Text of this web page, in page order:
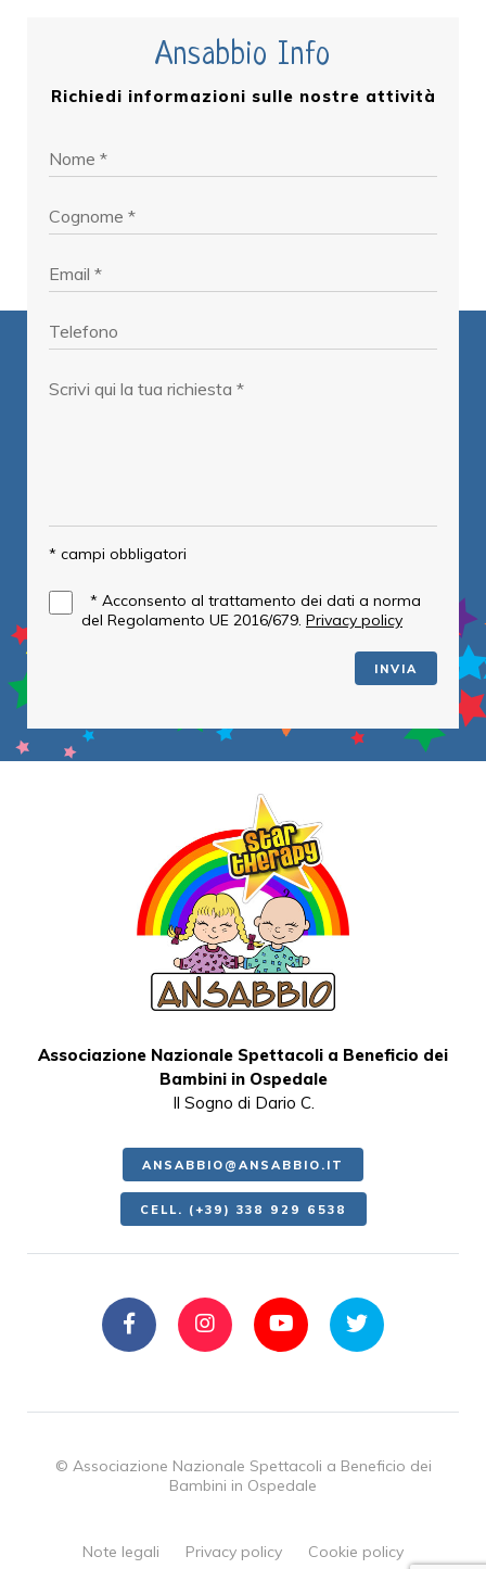
Ansabbio Info
Richiedi informazioni sulle nostre attività
* campi obbligatori
* Acconsento al trattamento dei dati a norma
del Regolamento UE 2016/679. Privacy policy
INVIA
Associazione Nazionale Spettacoli a Beneficio dei
Bambini in Ospedale
Il Sogno di Dario C.
ANSABBIO@ANSABBIO.IT
CELL. (+39) 338 929 6538
© Associazione Nazionale Spettacoli a Beneficio dei
Bambini in Ospedale
Note legali Privacy policy Cookie policy